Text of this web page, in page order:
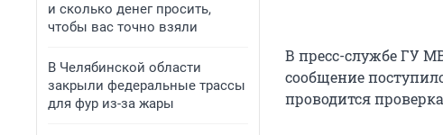
и сколько денег просить,
чтобы вас точно взяли
В Челябинской области
закрыли федеральные трассы
для фур из-за жары
В пресс-службе ГУ
сообщение
проводится